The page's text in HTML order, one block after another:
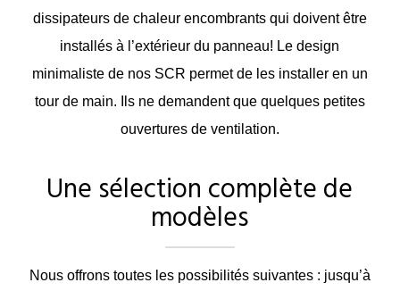
dissipateurs de chaleur encombrants qui doivent être
installés à l’extérieur du panneau! Le design
minimaliste de nos SCR permet de les installer en un
tour de main. Ils ne demandent que quelques petites
ouvertures de ventilation.
Une sélection complète de
modèles
Nous offrons toutes les possibilités suivantes : jusqu’à